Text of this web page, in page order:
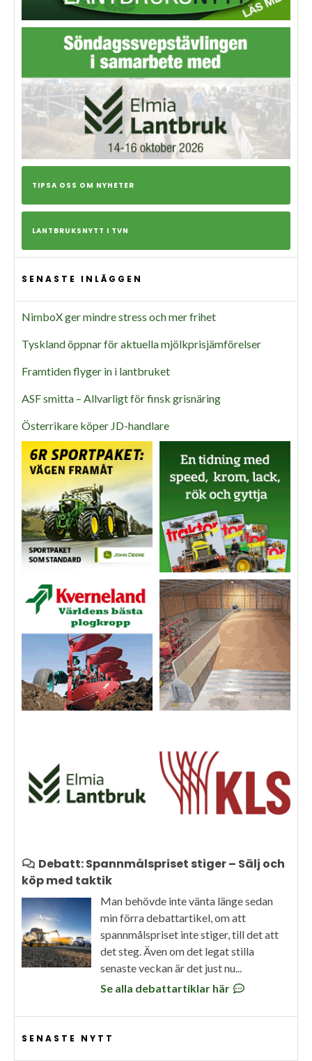
TIPSA OSS OM NYHETER
LANTBRUKSNYTT I TVN
SENASTE INLÄGGEN
NimboX ger mindre stress och mer frihet
Tyskland öppnar för aktuella mjölkprisjämförelser
Framtiden flyger in i lantbruket
ASF smitta – Allvarligt för finsk grisnäring
Österrikare köper JD-handlare
Debatt: Spannmålspriset stiger – Sälj och
köp med taktik
Man behövde inte vänta länge sedan
min förra debattartikel, om att
spannmålspriset inte stiger, till det att
det steg. Även om det legat stilla
senaste veckan är det just nu...
Se alla debattartiklar här
SENASTE NYTT